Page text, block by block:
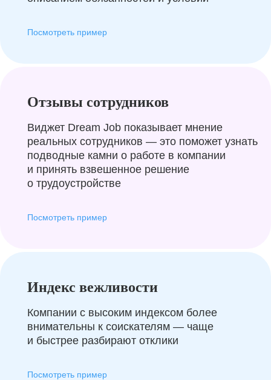
Посмотреть пример
Отзывы сотрудников
Виджет Dream Job показывает мнение
реальных сотрудников — это поможет узнать
подводные камни о работе в компании
и принять взвешенное решение
о трудоустройстве
Посмотреть пример
Индекс вежливости
Компании с высоким индексом более
внимательны к соискателям — чаще
и быстрее разбирают отклики
Посмотреть пример